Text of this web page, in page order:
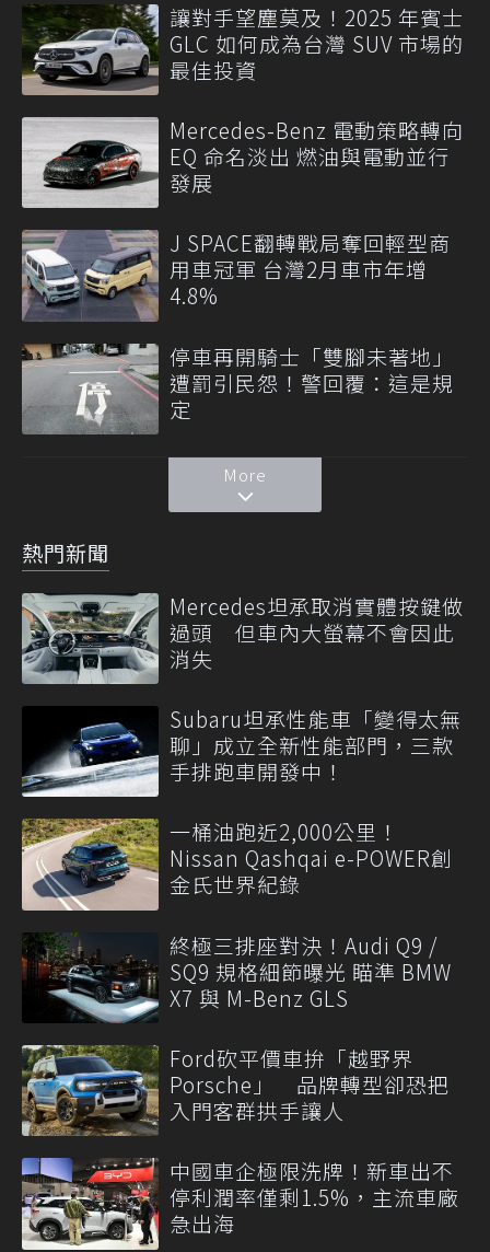
讓對手望塵莫及！2025 年賓士
GLC 如何成為台灣 SUV 市場的
最佳投資
Mercedes-Benz 電動策略轉向
EQ 命名淡出 燃油與電動並行
發展
J SPACE翻轉戰局奪回輕型商
用車冠軍 台灣2月車市年增
4.8%
停車再開騎士「雙腳未著地」
遭罰引民怨！警回覆：這是規
定
More
熱門新聞
Mercedes坦承取消實體按鍵做
過頭 但車內大螢幕不會因此
消失
Subaru坦承性能車「變得太無
聊」成立全新性能部門，三款
手排跑車開發中！
一桶油跑近2,000公里！
Nissan Qashqai e-POWER創
金氏世界紀錄
終極三排座對決！Audi Q9 /
SQ9 規格細節曝光 瞄準 BMW
X7 與 M-Benz GLS
Ford砍平價車拚「越野界
Porsche」 品牌轉型卻恐把
入門客群拱手讓人
中國車企極限洗牌！新車出不
停利潤率僅剩1.5%，主流車廠
急出海